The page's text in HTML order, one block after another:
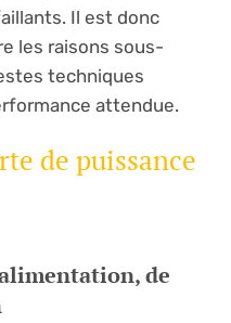
Il est donc
les raisons sous-
techniques
attendue.
de puissance
de